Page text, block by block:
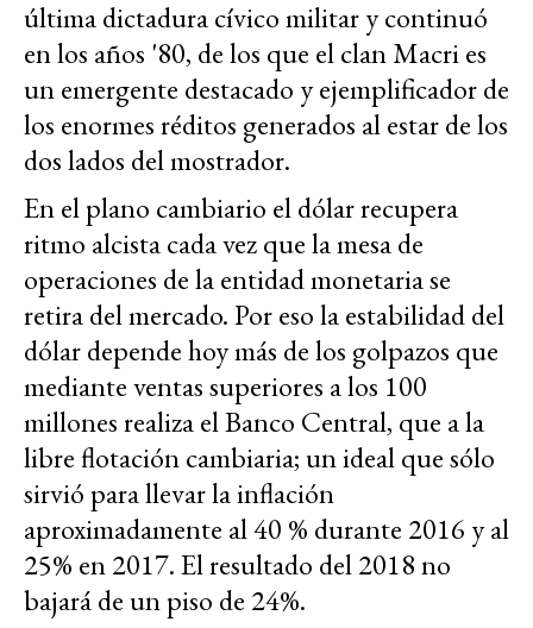
última dictadura cívico militar y continuó
en los años '80, de los que el clan Macri es
un emergente destacado y ejemplificador de
los enormes réditos generados al estar de los
dos lados del mostrador.
En el plano cambiario el dólar recupera
ritmo alcista cada vez que la mesa de
operaciones de la entidad monetaria se
retira del mercado. Por eso la estabilidad del
dólar depende hoy más de los golpazos que
mediante ventas superiores a los 100
millones realiza el Banco Central, que a la
libre flotación cambiaria; un ideal que sólo
sirvió para llevar la inflación
aproximadamente al 40 % durante 2016 y al
25% en 2017. El resultado del 2018 no
bajará de un piso de 24%.